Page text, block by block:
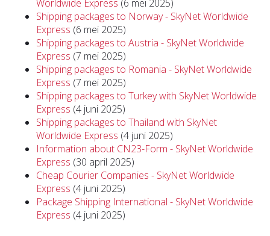
Worldwide Express (6 mei 2025)
Shipping packages to Norway - SkyNet Worldwide
Express (6 mei 2025)
Shipping packages to Austria - SkyNet Worldwide
Express (7 mei 2025)
Shipping packages to Romania - SkyNet Worldwide
Express (7 mei 2025)
Shipping packages to Turkey with SkyNet Worldwide
Express (4 juni 2025)
Shipping packages to Thailand with SkyNet
Worldwide Express (4 juni 2025)
Information about CN23-Form - SkyNet Worldwide
Express (30 april 2025)
Cheap Courier Companies - SkyNet Worldwide
Express (4 juni 2025)
Package Shipping International - SkyNet Worldwide
Express (4 juni 2025)